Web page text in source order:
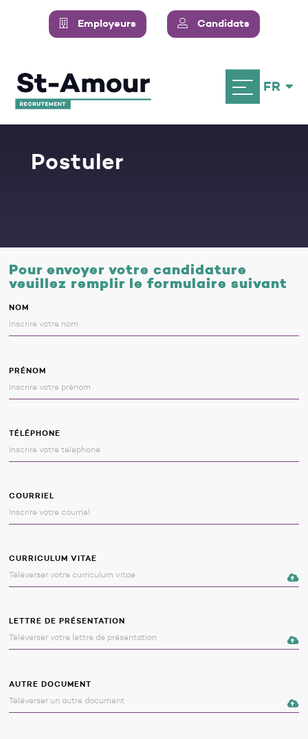
Employeurs Candidats
FR
Postuler
Pour envoyer votre candidature
veuillez remplir le formulaire suivant
NOM
PRÉNOM
TÉLÉPHONE
COURRIEL
CURRICULUM VITAE
LETTRE DE PRÉSENTATION
AUTRE DOCUMENT